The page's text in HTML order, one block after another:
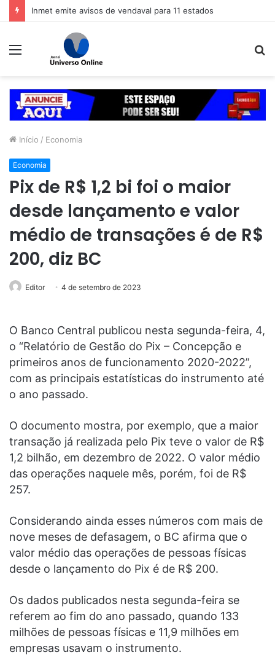
Inmet emite avisos de vendaval para 11 estados
Menu
Início / Economia
Economia
Pix de R$ 1,2 bi foi o maior
desde lançamento e valor
médio de transações é de R$
200, diz BC
Editor 4 de setembro de 2023
O Banco Central publicou nesta segunda-feira, 4,
o “Relatório de Gestão do Pix – Concepção e
primeiros anos de funcionamento 2020-2022”,
com as principais estatísticas do instrumento até
o ano passado.
O documento mostra, por exemplo, que a maior
transação já realizada pelo Pix teve o valor de R$
1,2 bilhão, em dezembro de 2022. O valor médio
das operações naquele mês, porém, foi de R$
257.
Considerando ainda esses números com mais de
nove meses de defasagem, o BC afirma que o
valor médio das operações de pessoas físicas
desde o lançamento do Pix é de R$ 200.
Os dados publicados nesta segunda-feira se
referem ao fim do ano passado, quando 133
milhões de pessoas físicas e 11,9 milhões em
empresas usavam o instrumento.